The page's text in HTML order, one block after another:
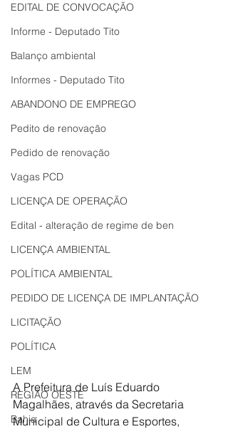
EDITAL DE CONVOCAÇÃO
Informe - Deputado Tito
Balanço ambiental
Informes - Deputado Tito
ABANDONO DE EMPREGO
Pedito de renovação
Pedido de renovação
Vagas PCD
LICENÇA DE OPERAÇÃO
Edital - alteração de regime de ben
LICENÇA AMBIENTAL
POLÍTICA AMBIENTAL
PEDIDO DE LICENÇA DE IMPLANTAÇÃO
LICITAÇÃO
POLÍTICA
LEM
REGIÃO OESTE
Bahia
A Prefeitura de Luís Eduardo
Magalhães, através da Secretaria
Municipal de Cultura e Esportes,